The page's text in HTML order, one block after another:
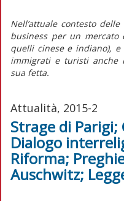
Nell’attuale contesto
business per un
quelli cinese e indiano),
immigrati e turisti anche
sua fetta.
Attualità, 2015-2
Strage di
Dialogo
Riforma;
Auschwitz;